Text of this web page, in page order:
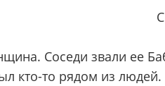
Соседи звали ее
кто-то рядом из людей.